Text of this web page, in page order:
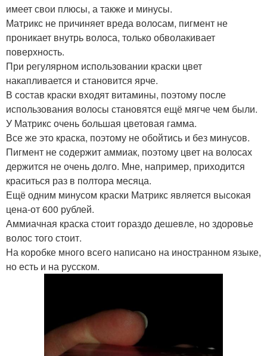
имеет свои плюсы, а также и минусы.
Матрикс не причиняет вреда волосам, пигмент не
проникает внутрь волоса, только обволакивает
поверхность.
При регулярном использовании краски цвет
накапливается и становится ярче.
В состав краски входят витамины, поэтому после
использования волосы становятся ещё мягче чем были.
У Матрикс очень большая цветовая гамма.
Все же это краска, поэтому не обойтись и без минусов.
Пигмент не содержит аммиак, поэтому цвет на волосах
держится не очень долго. Мне, например, приходится
краситься раз в полтора месяца.
Ещё одним минусом краски Матрикс является высокая
цена-от 600 рублей.
Аммиачная краска стоит гораздо дешевле, но здоровье
волос того стоит.
На коробке много всего написано на иностранном языке,
но есть и на русском.